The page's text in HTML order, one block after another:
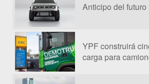
Anticipo del
YPF construirá
carga para